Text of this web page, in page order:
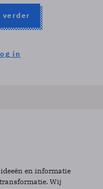
verder
in
en informatie
Wij